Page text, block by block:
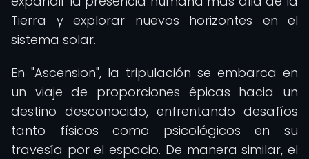
Tierra y explorar nuevos horizontes en el
sistema solar.
En "Ascension", la tripulación se embarca en
un viaje de proporciones épicas hacia un
destino desconocido, enfrentando desafíos
tanto físicos como psicológicos en su
travesía por el espacio. De manera similar, el